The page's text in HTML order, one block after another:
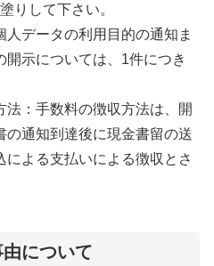
りして下さい。
人データの利用目的の通知ま
開示については、1件につき
法：手数料の徴収方法は、開
の通知到達後に現金書留の送
による支払いによる徴収とさ
について